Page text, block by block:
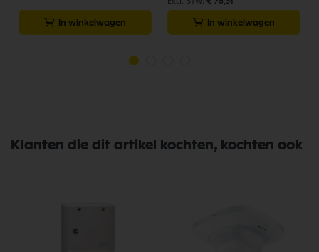
In winkelwagen In winkelwagen
Klanten die dit artikel kochten, kochten ook